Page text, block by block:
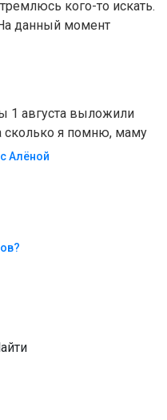
кого-то искать.
данный момент
1 августа выложили
сколько я помню, маму
Алëной